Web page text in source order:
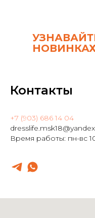
Контакты
+7 (903) 686 14 04
Время работы: пн-вс